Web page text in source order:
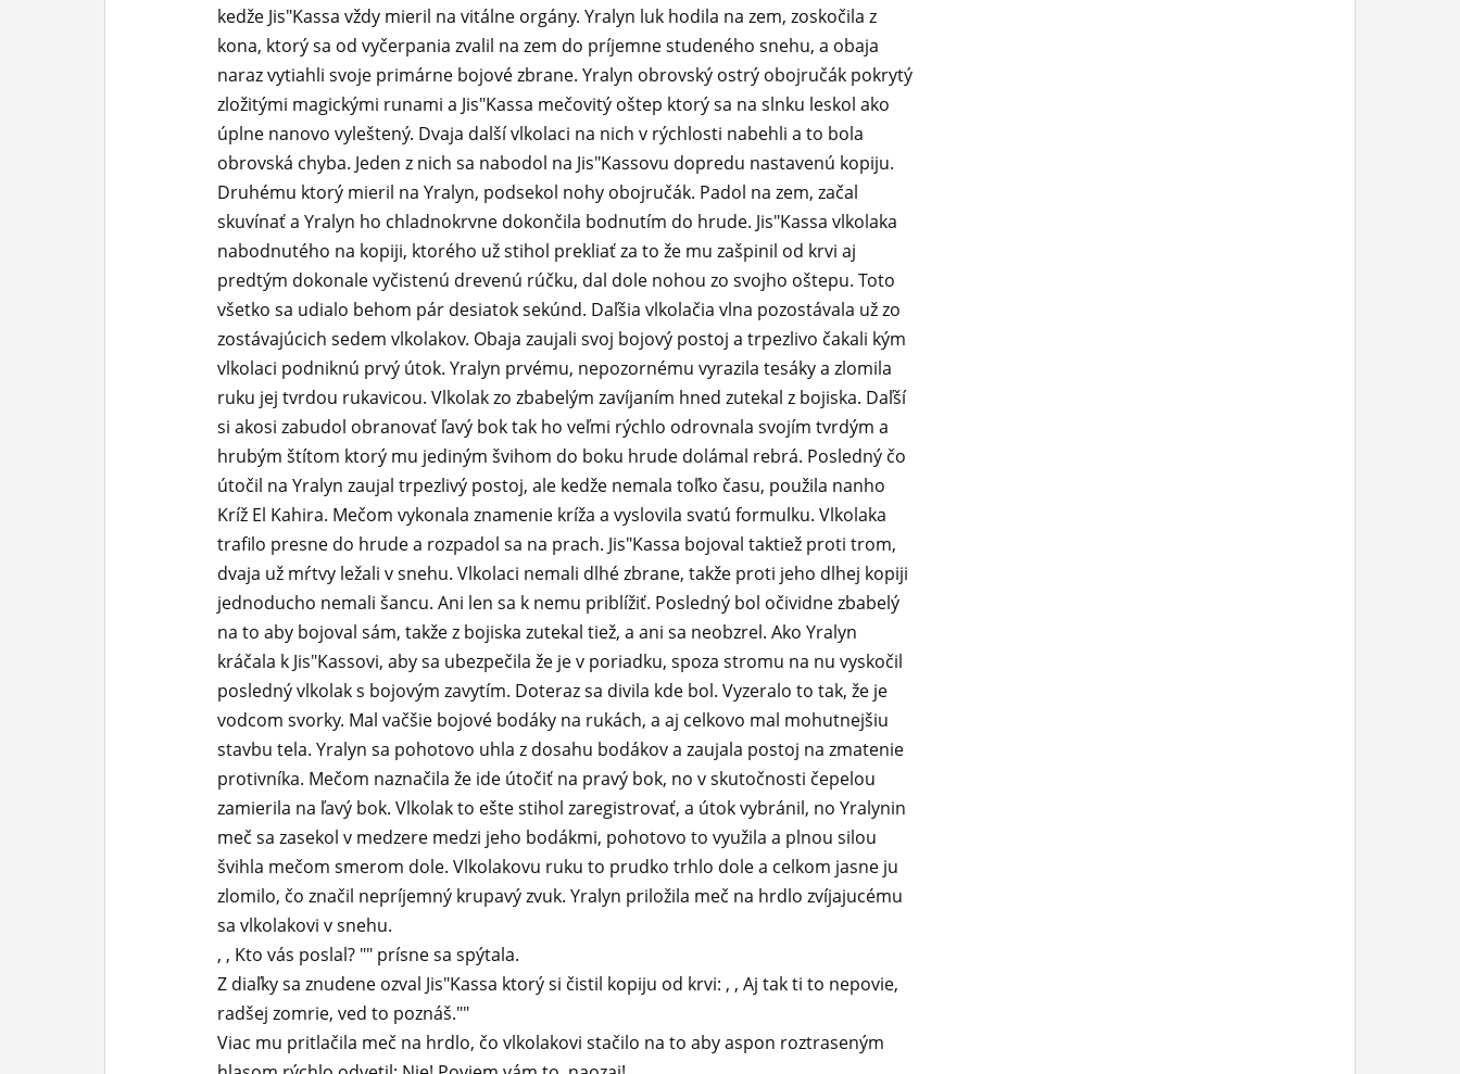
kedže Jis"Kassa vždy mieril na vitálne orgány. Yralyn luk hodila na zem, zoskočila z
kona, ktorý sa od vyčerpania zvalil na zem do príjemne studeného snehu, a obaja
naraz vytiahli svoje primárne bojové zbrane. Yralyn obrovský ostrý obojručák pokrytý
zložitými magickými runami a Jis"Kassa mečovitý oštep ktorý sa na slnku leskol ako
úplne nanovo vyleštený. Dvaja další vlkolaci na nich v rýchlosti nabehli a to bola
obrovská chyba. Jeden z nich sa nabodol na Jis"Kassovu dopredu nastavenú kopiju.
Druhému ktorý mieril na Yralyn, podsekol nohy obojručák. Padol na zem, začal
skuvínať a Yralyn ho chladnokrvne dokončila bodnutím do hrude. Jis"Kassa vlkolaka
nabodnutého na kopiji, ktorého už stihol prekliať za to že mu zašpinil od krvi aj
predtým dokonale vyčistenú drevenú rúčku, dal dole nohou zo svojho oštepu. Toto
všetko sa udialo behom pár desiatok sekúnd. Daľšia vlkolačia vlna pozostávala už zo
zostávajúcich sedem vlkolakov. Obaja zaujali svoj bojový postoj a trpezlivo čakali kým
vlkolaci podniknú prvý útok. Yralyn prvému, nepozornému vyrazila tesáky a zlomila
ruku jej tvrdou rukavicou. Vlkolak zo zbabelým zavíjaním hned zutekal z bojiska. Daľší
si akosi zabudol obranovať ľavý bok tak ho veľmi rýchlo odrovnala svojím tvrdým a
hrubým štítom ktorý mu jediným švihom do boku hrude dolámal rebrá. Posledný čo
útočil na Yralyn zaujal trpezlivý postoj, ale kedže nemala toľko času, použila nanho
Kríž El Kahira. Mečom vykonala znamenie kríža a vyslovila svatú formulku. Vlkolaka
trafilo presne do hrude a rozpadol sa na prach. Jis"Kassa bojoval taktiež proti trom,
dvaja už mŕtvy ležali v snehu. Vlkolaci nemali dlhé zbrane, takže proti jeho dlhej kopiji
jednoducho nemali šancu. Ani len sa k nemu priblížiť. Posledný bol očividne zbabelý
na to aby bojoval sám, takže z bojiska zutekal tiež, a ani sa neobzrel. Ako Yralyn
kráčala k Jis"Kassovi, aby sa ubezpečila že je v poriadku, spoza stromu na nu vyskočil
posledný vlkolak s bojovým zavytím. Doteraz sa divila kde bol. Vyzeralo to tak, že je
vodcom svorky. Mal vačšie bojové bodáky na rukách, a aj celkovo mal mohutnejšiu
stavbu tela. Yralyn sa pohotovo uhla z dosahu bodákov a zaujala postoj na zmatenie
protivníka. Mečom naznačila že ide útočiť na pravý bok, no v skutočnosti čepelou
zamierila na ľavý bok. Vlkolak to ešte stihol zaregistrovať, a útok vybránil, no Yralynin
meč sa zasekol v medzere medzi jeho bodákmi, pohotovo to využila a plnou silou
švihla mečom smerom dole. Vlkolakovu ruku to prudko trhlo dole a celkom jasne ju
zlomilo, čo značil nepríjemný krupavý zvuk. Yralyn priložila meč na hrdlo zvíjajucému
sa vlkolakovi v snehu.
, , Kto vás poslal? "" prísne sa spýtala.
Z diaľky sa znudene ozval Jis"Kassa ktorý si čistil kopiju od krvi: , , Aj tak ti to nepovie,
radšej zomrie, ved to poznáš.""
Viac mu pritlačila meč na hrdlo, čo vlkolakovi stačilo na to aby aspon roztraseným